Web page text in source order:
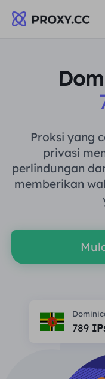
Proksi
Agen
PROXI PERUMAHAN
Proksi
Proksi
Data for AI
BERDASARKAN
Riset Pasar
Sumber daya
Program
MEMBANTU
Proksi yang
privasi
perlindungan
memberikan
789